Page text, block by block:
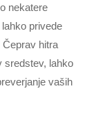
nekatere
privede
hitra
sredstev, lahko
vaših